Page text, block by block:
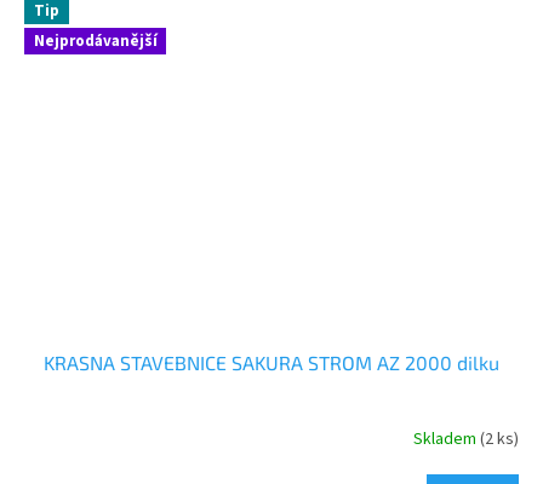
Tip
Nejprodávanější
KRASNA STAVEBNICE SAKURA STROM AZ 2000 dilku
Skladem (2 ks)